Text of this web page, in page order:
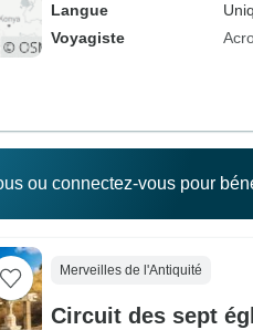
Langue
Voyagiste
ou connectez-vous pour
Merveilles de l'Antiquité
Circuit des sept